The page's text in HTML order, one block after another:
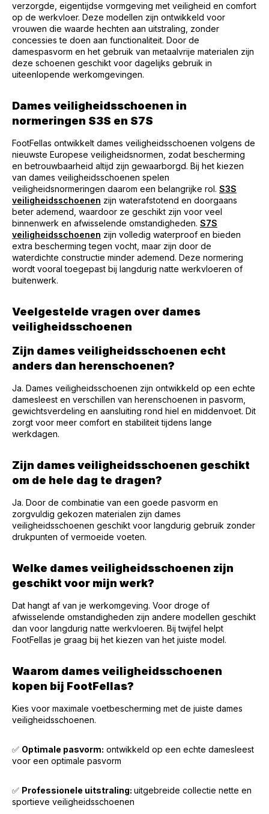
verzorgde, eigentijdse vormgeving met veiligheid en comfort
op de werkvloer. Deze modellen zijn ontwikkeld voor
vrouwen die waarde hechten aan uitstraling, zonder
concessies te doen aan functionaliteit. Door de
damespasvorm en het gebruik van metaalvrije materialen zijn
deze schoenen geschikt voor dagelijks gebruik in
uiteenlopende werkomgevingen.
Dames veiligheidsschoenen in
normeringen S3S en S7S
FootFellas ontwikkelt dames veiligheidsschoenen volgens de
nieuwste Europese veiligheidsnormen, zodat bescherming
en betrouwbaarheid altijd zijn gewaarborgd. Bij het kiezen
van dames veiligheidsschoenen spelen
veiligheidsnormeringen daarom een belangrijke rol. S3S
veiligheidsschoenen zijn waterafstotend en doorgaans
beter ademend, waardoor ze geschikt zijn voor veel
binnenwerk en afwisselende omstandigheden. S7S
veiligheidsschoenen zijn volledig waterproof en bieden
extra bescherming tegen vocht, maar zijn door de
waterdichte constructie minder ademend. Deze normering
wordt vooral toegepast bij langdurig natte werkvloeren of
buitenwerk.
Veelgestelde vragen over dames
veiligheidsschoenen
Zijn dames veiligheidsschoenen echt
anders dan herenschoenen?
Ja. Dames veiligheidsschoenen zijn ontwikkeld op een echte
damesleest en verschillen van herenschoenen in pasvorm,
gewichtsverdeling en aansluiting rond hiel en middenvoet. Dit
zorgt voor meer comfort en stabiliteit tijdens lange
werkdagen.
Zijn dames veiligheidsschoenen geschikt
om de hele dag te dragen?
Ja. Door de combinatie van een goede pasvorm en
zorgvuldig gekozen materialen zijn dames
veiligheidsschoenen geschikt voor langdurig gebruik zonder
drukpunten of vermoeide voeten.
Welke dames veiligheidsschoenen zijn
geschikt voor mijn werk?
Dat hangt af van je werkomgeving. Voor droge of
afwisselende omstandigheden zijn andere modellen geschikt
dan voor langdurig natte werkvloeren. Bij twijfel helpt
FootFellas je graag bij het kiezen van het juiste model.
Waarom dames veiligheidsschoenen
kopen bij FootFellas?
Kies voor maximale voetbescherming met de juiste dames
veiligheidsschoenen.
✅ Optimale pasvorm: ontwikkeld op een echte damesleest
voor een optimale pasvorm
✅ Professionele uitstraling: uitgebreide collectie nette en
sportieve veiligheidsschoenen